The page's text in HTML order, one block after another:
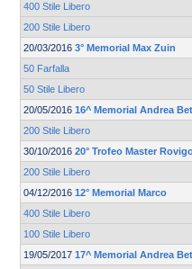
400 Stile Libero
200 Stile Libero
20/03/2016 3° Memorial Max Zuin
50 Farfalla
50 Stile Libero
20/05/2016 16^ Memorial Andrea
200 Stile Libero
30/10/2016 20° Trofeo Master
200 Stile Libero
04/12/2016 12° Memorial Marco
400 Stile Libero
100 Stile Libero
19/05/2017 17^ Memorial Andrea